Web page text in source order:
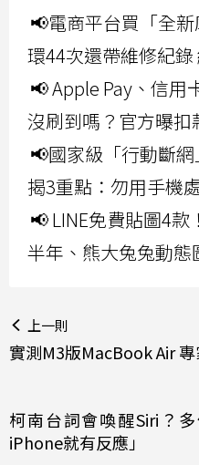
📢電商平台買「全
環44次還帶維修紀
📢 Apple Pay、信用
沒刷到嗎？官方曝扣
📢國家級「行動斷
揭3重點：勿用手機
📢 LINE免費貼圖4
半年、熊大兔兔動態
上一則
實測M3版MacBook Air
柯南台詞會喚醒Siri？
iPhone就有反應」